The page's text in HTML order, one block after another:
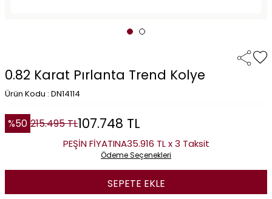
0.82 Karat Pırlanta Trend Kolye
Ürün Kodu : DN14114
%50 215.495TL107.748 TL
PEŞİN FİYATINA35.916 TL x 3 Taksit
Ödeme Seçenekleri
SEPETE EKLE